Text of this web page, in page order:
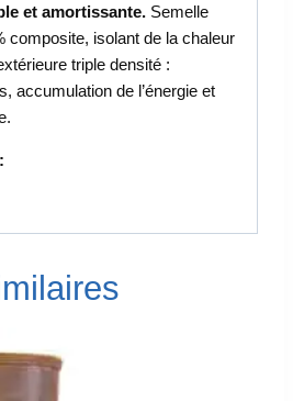
et amortissante. Semelle
composite, isolant de la chaleur
triple densité :
accumulation de l’énergie et